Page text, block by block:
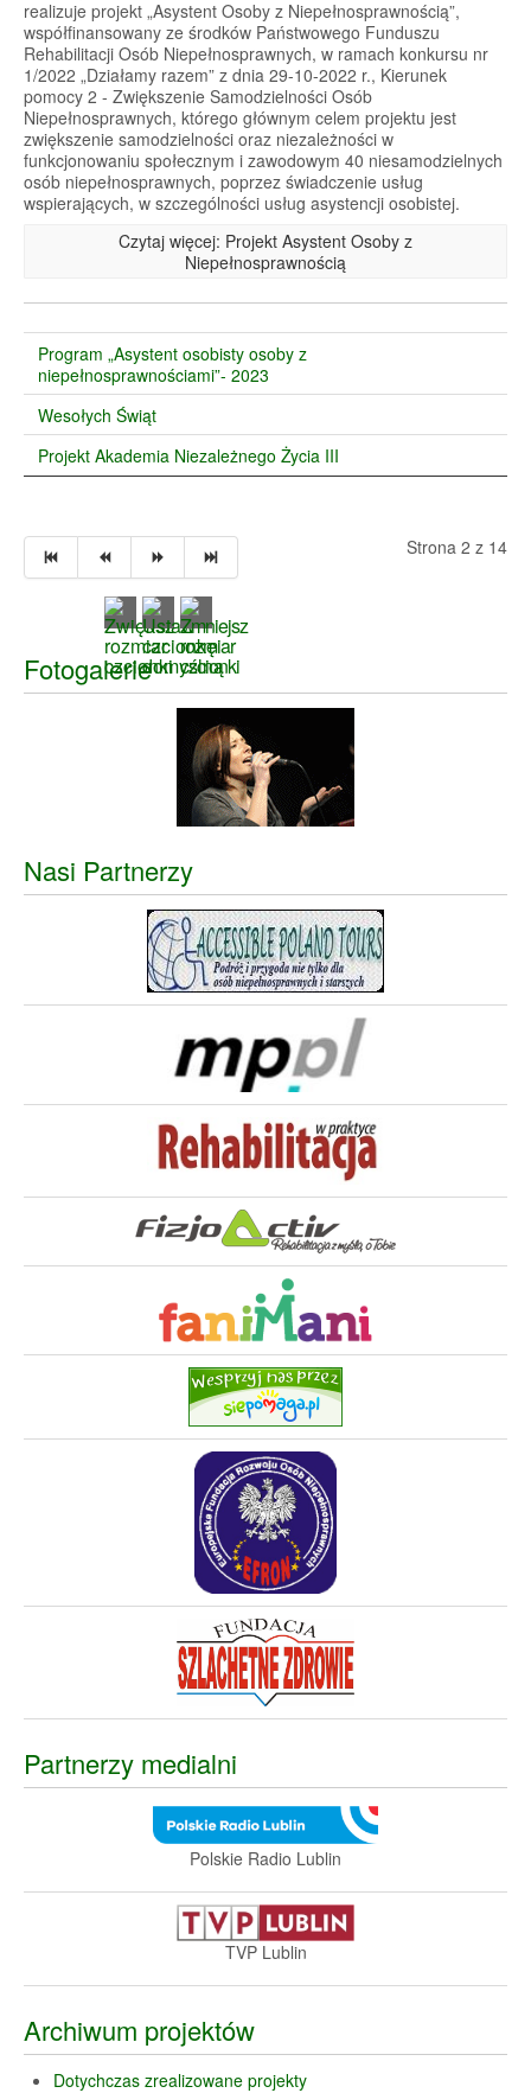
realizuje projekt „Asystent Osoby z Niepełnosprawnością”,
współfinansowany ze środków Państwowego Funduszu
Rehabilitacji Osób Niepełnosprawnych, w ramach konkursu nr
1/2022 „Działamy razem” z dnia 29-10-2022 r., Kierunek
pomocy 2 - Zwiększenie Samodzielności Osób
Niepełnosprawnych, którego głównym celem projektu jest
zwiększenie samodzielności oraz niezależności w
funkcjonowaniu społecznym i zawodowym 40 niesamodzielnych
osób niepełnosprawnych, poprzez świadczenie usług
wspierających, w szczególności usług asystencji osobistej.
Czytaj więcej: Projekt Asystent Osoby z
Niepełnosprawnością
Program „Asystent osobisty osoby z
niepełnosprawnościami”- 2023
Wesołych Świąt
Projekt Akademia Niezależnego Życia III
Strona 2 z 14
Fotogalerie
Nasi Partnerzy
Partnerzy medialni
Polskie Radio Lublin
TVP Lublin
Archiwum projektów
Dotychczas zrealizowane projekty